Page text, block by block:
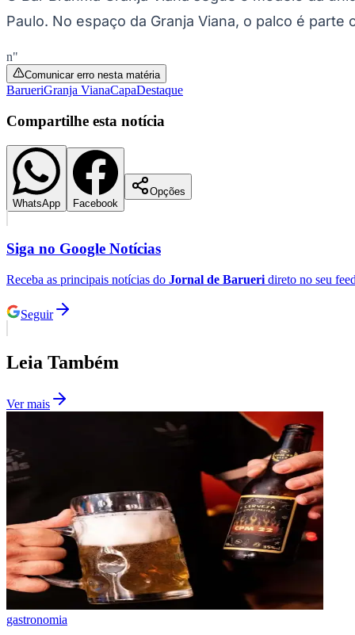
Premier League
La Liga
Bundesliga
Times - Ir direto
Paulo. No espaço da Granja Viana, o palco é
n"
Comunicar erro nesta matéria
BarueriGranja VianaCapaDestaque
Compartilhe esta notícia
WhatsApp Facebook
Opções
Siga no Google Notícias
Receba as principais notícias do Jornal de Barueri direto no seu feed
Seguir
Leia Também
Ver mais
gastronomia